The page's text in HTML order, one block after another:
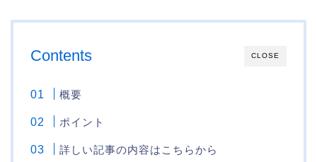
CLOSE
Contents
概要
ポイント
詳しい記事の内容はこちらから